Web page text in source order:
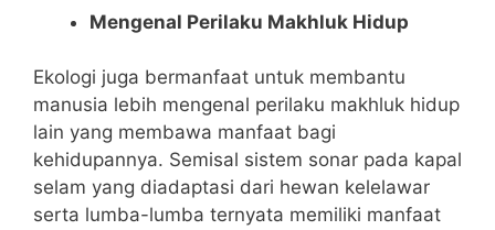
Mengenal Perilaku Makhluk Hidup
Ekologi juga bermanfaat untuk membantu
manusia lebih mengenal perilaku makhluk hidup
lain yang membawa manfaat bagi
kehidupannya. Semisal sistem sonar pada kapal
selam yang diadaptasi dari hewan kelelawar
serta lumba-lumba ternyata memiliki manfaat